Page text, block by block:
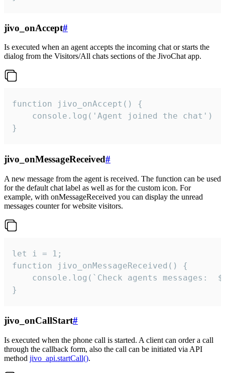
jivo_onAccept#
Is executed when an agent accepts the incoming chat or starts the
dialog from the Visitors/All chats sections of the JivoChat app.
function jivo_onAccept() {
}
jivo_onMessageReceived#
A new message from the agent is received. The function can be used
for the default chat label as well as for the custom icon. For
example, with onMessageReceived you can display the unread
messages counter for website visitors.
let i = 1;
function jivo_onMessageReceived() {
}
jivo_onCallStart#
Is executed when the phone call is started. A client can order a call
through the callback form, also the call can be initiated via API
method jivo_api.startCall().